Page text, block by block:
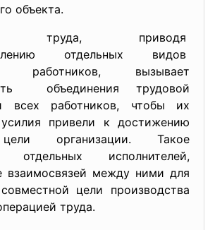
объекта.
труда, приводя
отдельных видов
вызывает
объединения трудовой
всех работников, чтобы их
привели к достижению
организации. Такое
отдельных исполнителей,
взаимосвязей между ними для
цели производства
труда.